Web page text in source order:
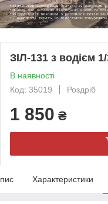
ЗІЛ-131 з водієм
В наявності
Код: 35019
Роздріб
1 850 ₴
Характеристики